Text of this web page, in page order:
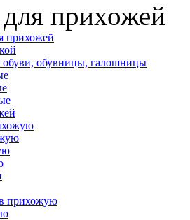
прихожей
прихожей
обувницы, галошницы
прихожую